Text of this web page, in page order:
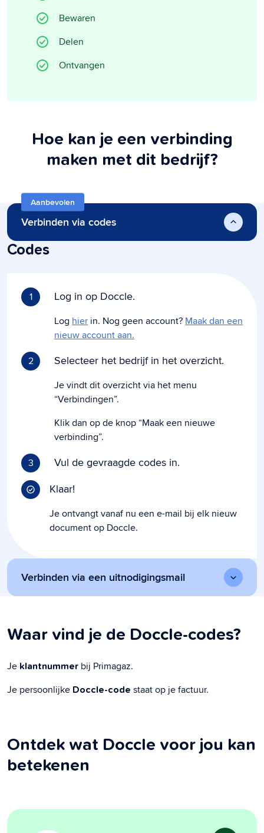
Bewaren
Delen
Ontvangen
Hoe kan je een verbinding
maken met dit bedrijf?
Aanbevolen
Verbinden via codes
Codes
1 Log in op Doccle.
Log hier in. Nog geen account? Maak dan een
nieuw account aan.
2
Selecteer het bedrijf in het overzicht.
Je vindt dit overzicht via het menu
“Verbindingen”.
Klik dan op de knop “Maak een nieuwe
verbinding”.
3
Vul de gevraagde codes in.
Klaar!
Je ontvangt vanaf nu een e-mail bij elk nieuw
document op Doccle.
Verbinden via een uitnodigingsmail
Waar vind je de Doccle-codes?
Je klantnummer bij Primagaz.
Je persoonlijke Doccle-code staat op je factuur.
Ontdek wat Doccle voor jou kan
betekenen